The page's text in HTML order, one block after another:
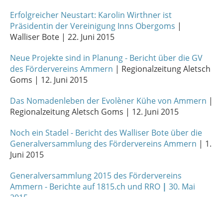
Erfolgreicher Neustart: Karolin Wirthner ist
Präsidentin der Vereinigung Inns Obergoms |
Walliser Bote | 22. Juni 2015
Neue Projekte sind in Planung - Bericht über die GV
des Fördervereins Ammern | Regionalzeitung Aletsch
Goms | 12. Juni 2015
Das Nomadenleben der Evolèner Kühe von Ammern |
Regionalzeitung Aletsch Goms | 12. Juni 2015
Noch ein Stadel - Bericht des Walliser Bote über die
Generalversammlung des Fördervereins Ammern | 1.
Juni 2015
Generalversammlung 2015 des Fördervereins
Ammern - Berichte auf 1815.ch und RRO | 30. Mai